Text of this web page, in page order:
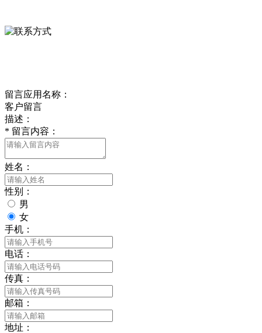
留言应用名称：
客户留言
描述：
* 留言内容：
姓名：
性别：
男
女
手机：
电话：
传真：
邮箱：
地址：